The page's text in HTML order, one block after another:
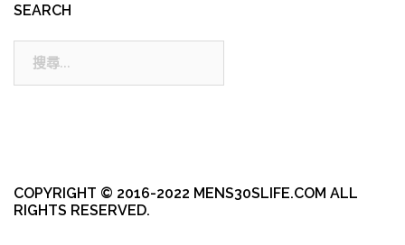
SEARCH
COPYRIGHT © 2016-2022 MENS30SLIFE.COM ALL
RIGHTS RESERVED.